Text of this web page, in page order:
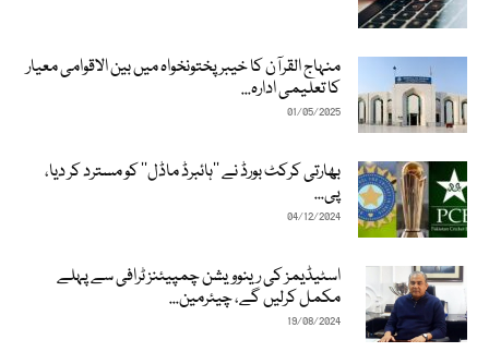
منہاج القرآن کا خیبرپختونخواہ میں بین الاقوامی معیار
کا تعلیمی ادارہ...
01/05/2025
بھارتی کرکٹ بورڈ نے ’’ہائبرڈ ماڈل‘‘ کو مسترد کر دیا،
پی...
04/12/2024
اسٹیڈیمز کی رینوویشن چمپیئنز ٹرافی سے پہلے
مکمل کرلیں گے، چیئرمین...
19/08/2024